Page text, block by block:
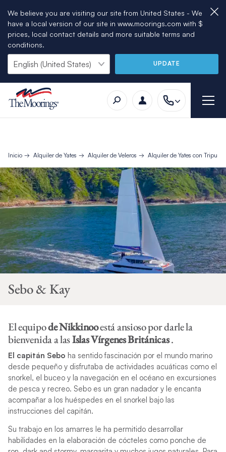
We believe you are visiting our site from United States - We
have a local version of our site in www.moorings.com with $
prices, local contact details and more suitable terms and
conditions.
UPDATE
Inicio Alquiler de Yates Alquiler de Veleros Alquiler de Yates con
Sebo & Kay
El equipode Nikkinooestá ansioso por darle la
bienvenida a lasIslas Vírgenes Británicas.
El capitán Sebo ha sentido fascinación por el mundo marino
desde pequeño y disfrutaba de actividades acuáticas como el
snorkel, el buceo y la navegación en el océano en excursiones
de pesca y recreo. Sebo es un gran nadador y le encanta
acompañar a los huéspedes en el snorkel bajo las
instrucciones del capitán.
Su trabajo en los amarres le ha permitido desarrollar
habilidades en la elaboración de cócteles como ponche de